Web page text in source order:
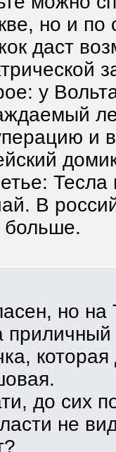
но и по
даст
у
и
В
но на
приличный
до сих
не